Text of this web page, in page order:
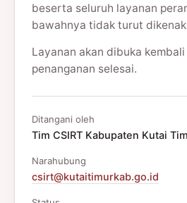
beserta seluruh layanan
bawahnya tidak turut
Layanan akan dibuka
penanganan selesai.
Ditangani oleh
Tim CSIRT Kabupaten Kutai
Narahubung
csirt@kutaitimurkab.go.id